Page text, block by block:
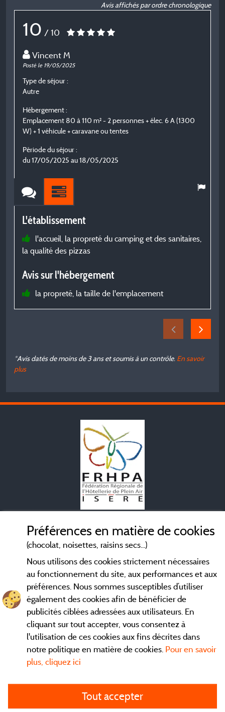
Avis affichés par ordre chronologique
10 / 10
Vincent M
Posté le 19/05/2025
Type de séjour :
Autre
Hébergement :
Emplacement 80 à 110 m² - 2 personnes + élec. 6 A (1300
W) + 1 véhicule + caravane ou tentes
Période du séjour :
du 17/05/2025 au 18/05/2025
L'établissement
l'accueil, la propreté du camping et des sanitaires,
la qualité des pizzas
Avis sur l'hébergement
la propreté, la taille de l'emplacement
*Avis datés de moins de 3 ans et soumis à un contrôle. En savoir
plus
Mentions légales
CGV
Les meilleurscampings en Isère. Consultez les fiches de nos
adhérents et découvrez nos meilleures offres dans leVercors
la chaine des Belledones, en Chartreuse, en station...
directement ici en ligne avant de contacter le camping pour
Faites vous votre propre idée du camping, au pied d'un lac,
avec club enfants, avec vos animaux de compagnie, sous la
Préférences en matière de cookies
(chocolat, noisettes, raisins secs...)
Nous utilisons des cookies strictement nécessaires
au fonctionnement du site, aux performances et aux
préférences. Nous sommes susceptibles d’utiliser
également des cookies afin de bénéficier de
publicités ciblées adressées aux utilisateurs. En
cliquant sur tout accepter, vous consentez à
l'utilisation de ces cookies aux fins décrites dans
notre politique en matière de cookies. Pour en savoir
plus, cliquez ici
Tout accepter